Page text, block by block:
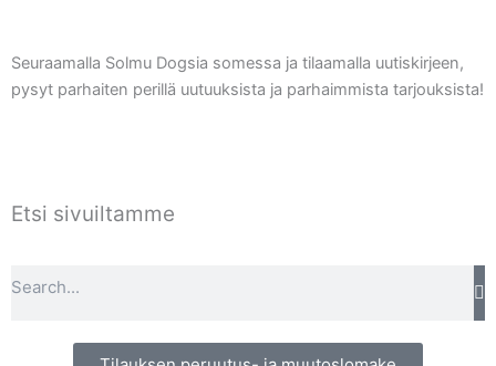
m
Seuraamalla Solmu Dogsia somessa ja tilaamalla uutiskirjeen,
pysyt parhaiten perillä uutuuksista ja parhaimmista tarjouksista!
Etsi sivuiltamme